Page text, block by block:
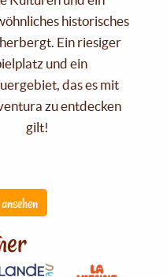
historisches
Ein riesiger
und ein
das es mit
zu entdecken
gilt!